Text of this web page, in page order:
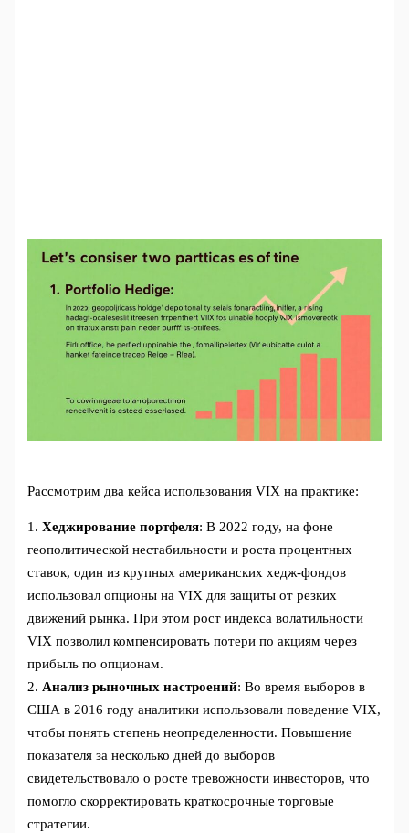
Рассмотрим два кейса использования VIX на практике:
1.Хеджирование портфеля: В 2022 году, на фоне
геополитической нестабильности и роста процентных
ставок, один из крупных американских хедж-фондов
использовал опционы на VIX для защиты от резких
движений рынка. При этом рост индекса волатильности
VIX позволил компенсировать потери по акциям через
прибыль по опционам.
2.Анализ рыночных настроений: Во время выборов в
США в 2016 году аналитики использовали поведение VIX,
чтобы понять степень неопределенности. Повышение
показателя за несколько дней до выборов
свидетельствовало о росте тревожности инвесторов, что
помогло скорректировать краткосрочные торговые
стратегии.